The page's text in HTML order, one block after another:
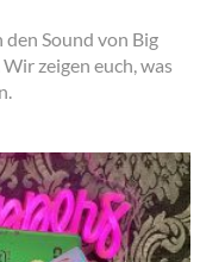
Sound von Big
zeigen euch, was